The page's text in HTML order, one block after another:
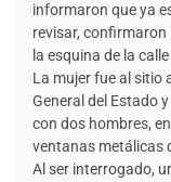
informaron que ya
revisar, confirmaron
la esquina de la
La mujer fue al sitio
General del Estado
con dos hombres,
ventanas metálicas
Al ser interrogado,